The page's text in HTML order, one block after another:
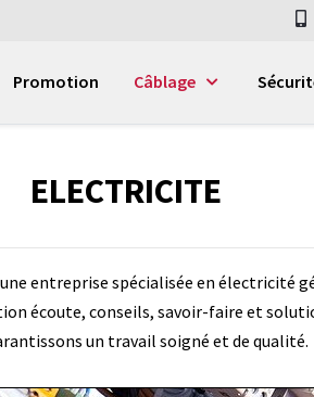
Promotion Câblage
ELECTRICITE
entreprise spécialisée en électricité
écoute, conseils, savoir-faire et
un travail soigné et de qualité.